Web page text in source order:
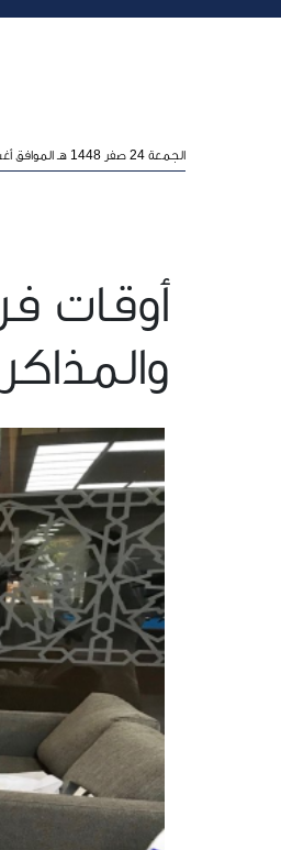
الجمعة 24 صفر 1448 هـ الموافق أغسطس 7, 2026
أوقات